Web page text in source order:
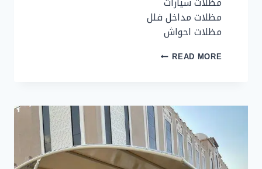
مظلات مداخل فلل
مظلات احواش
READ MOREمظلات
الأسعار
|
مظلات
وسواتر
بتصاميمٍ